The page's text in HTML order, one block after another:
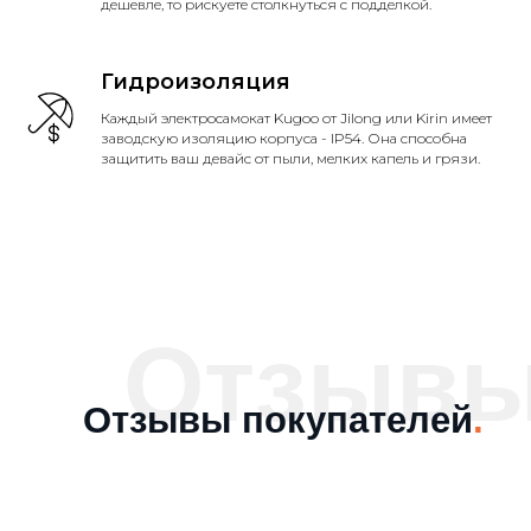
дешевле, то рискуете столкнуться с подделкой.
Гидроизоляция
Каждый электросамокат Kugoo от Jilong или Kirin имеет
заводскую изоляцию корпуса - IP54. Она способна
защитить ваш девайс от пыли, мелких капель и грязи.
Отзывы покупателей.